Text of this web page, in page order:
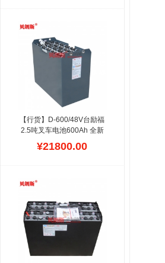
24V直流电压,是台励福小型
电动叉车比较热销的款式,
这款台励福叉车电瓶结构合
理,自放电极低,月自放电率
≤1.5%,在配件市场,24V系
列占据比例较高,符合台励
福仓储车的出厂标准,循环
性能和深放电恢复能力优
【行货】D-600/48V台励福
2.5吨叉车电池600Ah 全新
正品贝朗斯叉车电瓶适配台
励福2.5T广州贝朗斯公司生
参数符合TAILIFT叉车设计,
厚涂膏管式极板,经久耐用,
设计寿命可达4-6年,螺丝连
接,根据台励福电动叉车电
池的充电机配置曲线,拥有
1500次技术循环,全国诚招
代理商,分销商,免费包邮.
¥21800.00